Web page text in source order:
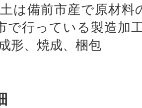
は備前市産で原材料
で行っている製造加
形、焼成、梱包